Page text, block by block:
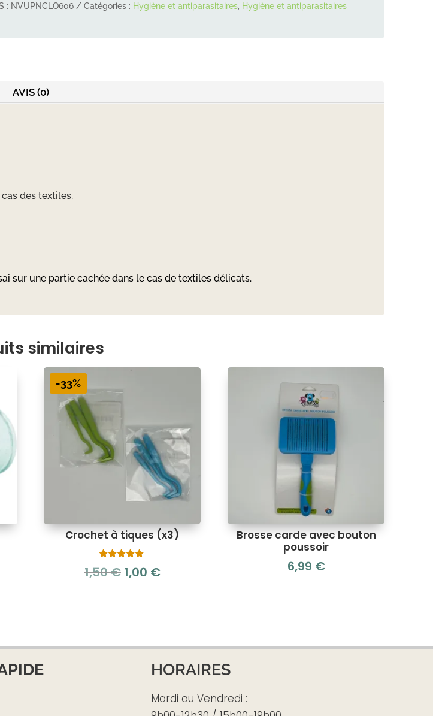
: NVUPNCLO606 Catégories : Hygiène et antiparasitaires, Hygiène et antiparasitaires
AVIS (0)
des textiles.
sur une partie cachée dans le cas de textiles délicats.
similaires
-33%
Crochet à tiques (x3)
5.00
1,50€ Le
1,00 €Le
Brosse carde avec bouton
poussoir
6,99 €
HORAIRES
Mardi au Vendredi :